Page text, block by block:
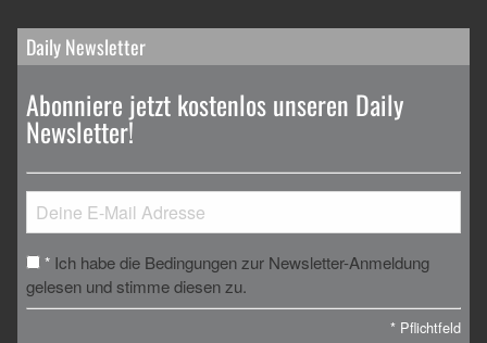
Daily Newsletter
Abonniere jetzt kostenlos unseren Daily
Newsletter!
* Ich habe die Bedingungen zur Newsletter-Anmeldung
gelesen und stimme diesen zu.
* Pflichtfeld